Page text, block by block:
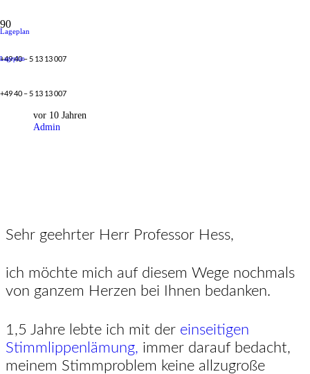
Lageplan
+49 40 – 5 13 13 007
Lageplan
+49 40 – 5 13 13 007
vor 10 Jahren
Admin
Sehr geehrter Herr Professor Hess,
ich möchte mich auf diesem Wege nochmals
von ganzem Herzen bei Ihnen bedanken.
1,5 Jahre lebte ich mit der einseitigen
Stimmlippenlämung, immer darauf bedacht,
meinem Stimmproblem keine allzugroße